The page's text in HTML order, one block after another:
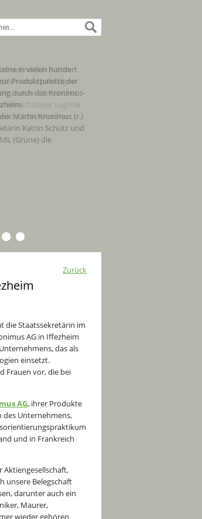
in vielen hundert
Produktpalette der
durch das Kronimus-
Martin Kronimus (r.)
Katrin Schütz und
(Grüne) die
Zurück
die Staatssekretärin im
AG in Iffezheim
das als
einsetzt.
Frauen vor, die bei
AG, ihrer Produkte
des Unternehmens,
und in Frankreich
Aktiengesellschaft,
unsere Belegschaft
darunter auch ein
Maurer,
wieder gehören